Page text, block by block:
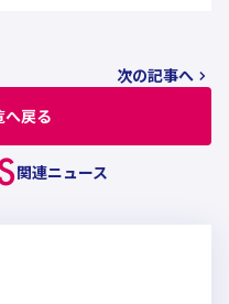
へ戻る
次の記事へ
関連ニュース